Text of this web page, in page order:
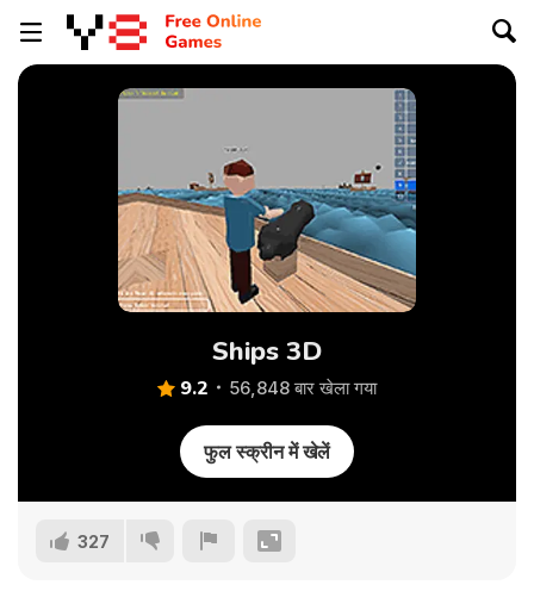
Ships 3D
9.2 56,848 बार खेला गया
फुल स्क्रीन में खेलें
327